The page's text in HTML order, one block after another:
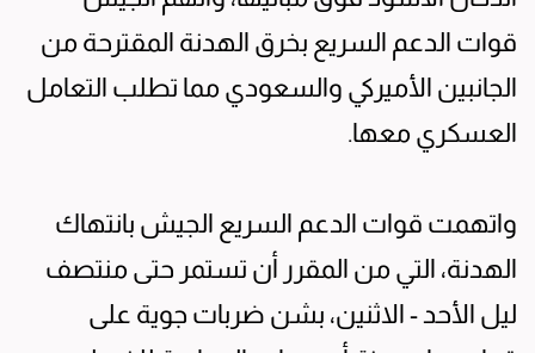
قوات الدعم السريع بخرق الهدنة المقترحة من
الجانبين الأميركي والسعودي مما تطلب التعامل
العسكري معها.
واتهمت قوات الدعم السريع الجيش بانتهاك
الهدنة، التي من المقرر أن تستمر حتى منتصف
ليل الأحد - الاثنين، بشن ضربات جوية على